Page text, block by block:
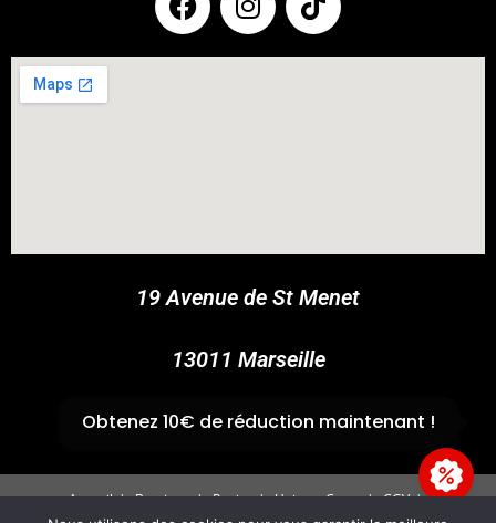
19 Avenue de St Menet
13011 Marseille
✆04 91 44 45 46
Accueil Boutique Panier Univers Cross
CGV
Obtenez 10€ de réduction maintenant !